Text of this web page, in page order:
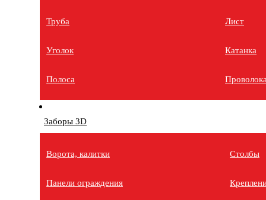
Труба
Уголок
Полоса
Лист
Катанка
Заборы 3D
Ворота, калитки
Панели ограждения
Столбы